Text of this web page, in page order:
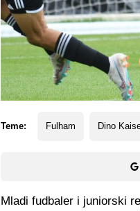
Teme: Fulham Dino
Mladi fudbaler i juniorski